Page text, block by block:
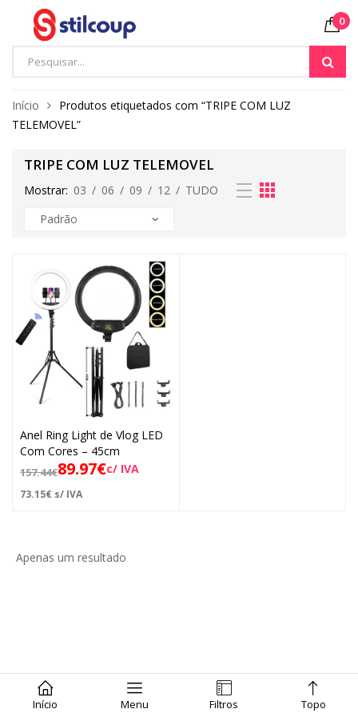
0
Início Menu Filtros Topo
Início
Produtos etiquetados com “TRIPE COM LUZ
TELEMOVEL”
TRIPE COM LUZ TELEMOVEL
Mostrar: 03 / 06 / 09 / 12 / TUDO
Anel Ring Light de Vlog LED
Com Cores – 45cm
157.44€89.97€c/ IVA
73.15€ s/ IVA
Apenas um resultado